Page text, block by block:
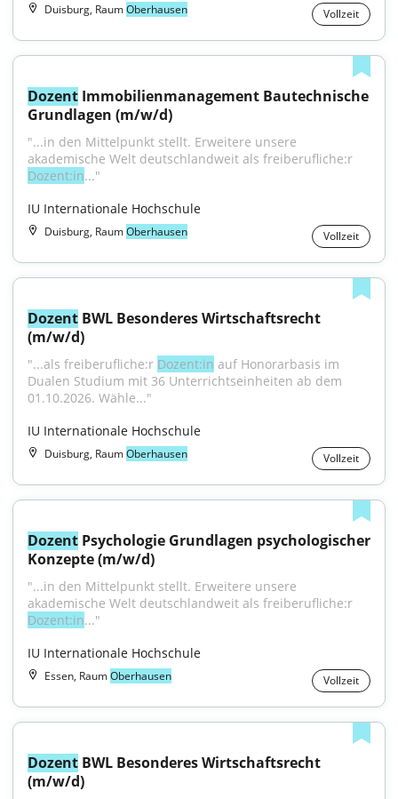
Duisburg, RaumOberhausen Vollzeit
Dozent Immobilienmanagement Bautechnische
Grundlagen (m/w/d)
"...in den Mittelpunkt stellt. Erweitere unsere
Dozent:in..."
IU Internationale Hochschule
Duisburg, RaumOberhausen Vollzeit
Dozent BWL Besonderes Wirtschaftsrecht
(m/w/d)
"...als freiberufliche:r Dozent:in auf Honorarbasis im
Dualen Studium mit 36 Unterrichtseinheiten ab dem
01.10.2026. Wähle..."
IU Internationale Hochschule
Duisburg, RaumOberhausen Vollzeit
Dozent Psychologie Grundlagen psychologischer
Konzepte (m/w/d)
"...in den Mittelpunkt stellt. Erweitere unsere
Dozent:in..."
IU Internationale Hochschule
Essen, RaumOberhausen Vollzeit
Dozent BWL Besonderes Wirtschaftsrecht
(m/w/d)